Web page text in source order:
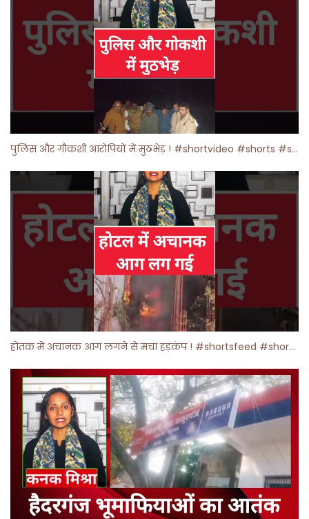
पुलिस और गौकशी आरोपियों में मुठभेड़ ! #shortvideo #shorts #shortsfeed
होतक में अचानक आग लगने से मचा हड़कंप ! #shortsfeed #shorts #viralshorts